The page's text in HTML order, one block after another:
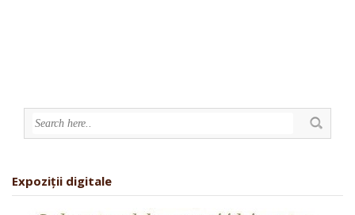
Expoziții digitale